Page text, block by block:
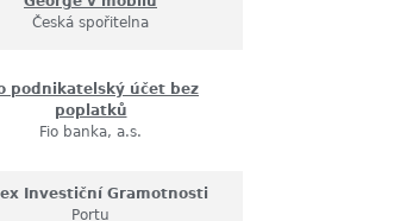
Česká spořitelna
podnikatelský účet bez
poplatků
Fio banka, a.s.
Investiční Gramotnosti
Portu